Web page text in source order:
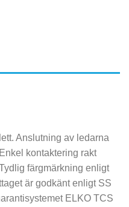
Anslutning av ledarna
kontaktering rakt
färgmärkning enligt
är godkänt enligt SS
ELKO TCS